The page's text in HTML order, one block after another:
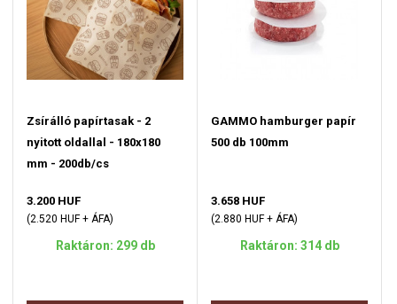
Zsírálló papírtasak - 2
nyitott oldallal - 180x180
mm - 200db/cs
3.200 HUF
(2.520 HUF + ÁFA)
Raktáron: 299 db
GAMMO hamburger papír
500 db 100mm
3.658 HUF
(2.880 HUF + ÁFA)
Raktáron: 314 db